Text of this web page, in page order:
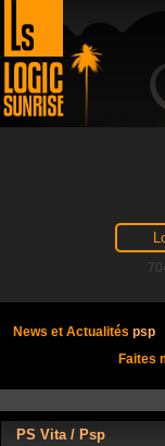
News et Actualités psp
Faites
PS Vita / Psp